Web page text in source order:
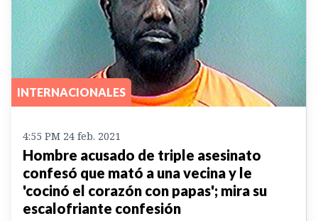
INTERNACIONALES
4:55 PM 24 feb. 2021
Hombre acusado de triple asesinato
confesó que mató a una vecina y le
'cocinó el corazón con papas'; mira su
escalofriante confesión